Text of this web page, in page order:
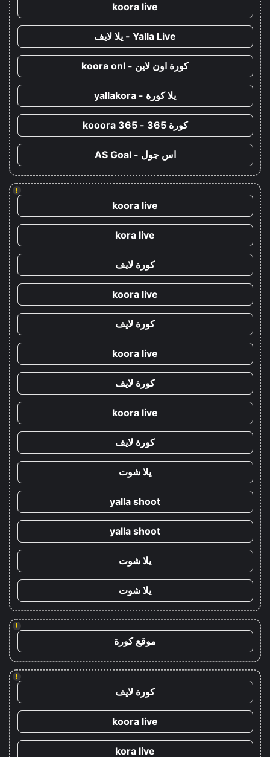
koora live
Yalla Live - يلا لايف
كورة اون لاين - koora onl
يلا كورة - yallakora
كورة 365 - kooora 365
اس جول - AS Goal
!
koora live
kora live
كورة لايف
koora live
كورة لايف
koora live
كورة لايف
koora live
كورة لايف
يلا شوت
yalla shoot
yalla shoot
يلا شوت
يلا شوت
!
موقع كورة
!
كورة لايف
koora live
kora live